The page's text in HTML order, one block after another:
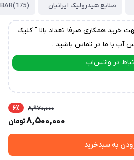
صنایع هیدرولیک ایرانیان
(175)BAR
خرید همکاری صرفا تعداد بالا " کلیک
آپ با ما در تماس باشید .
در واتس‌اپ
8,970,000 6٪
8,500,000تومان
به سبدخرید